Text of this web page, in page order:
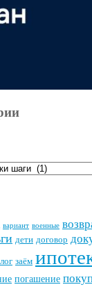
вариант военные
дети договор
заём
погашение